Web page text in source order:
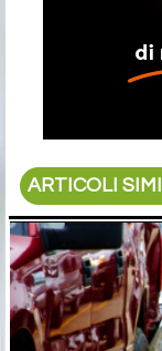
ARTICOLI